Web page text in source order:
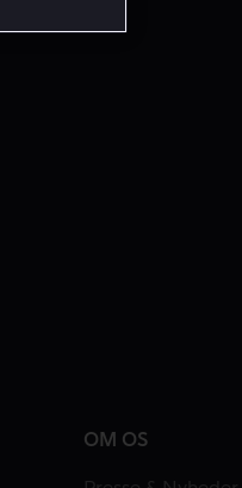
OM OS